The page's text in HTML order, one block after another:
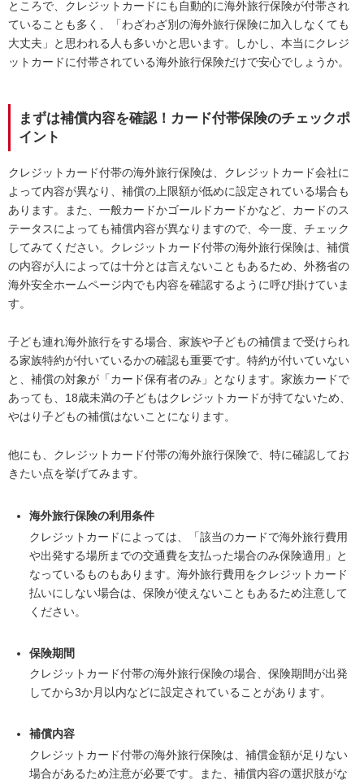
ところで、クレジットカードにも自動的に海外旅行保険が付帯され
ていることも多く、「わざわざ別の海外旅行保険に加入しなくても
大丈夫」と思われる人も多いかと思います。しかし、本当にクレジ
ットカードに付帯されている海外旅行保険だけで安心でしょうか。
まずは補償内容を確認！カード付帯保険のチェックポ
イント
クレジットカード付帯の海外旅行保険は、クレジットカード会社に
よって内容が異なり、補償の上限額が低めに設定されている場合も
あります。また、一般カードかゴールドカードかなど、カードのス
テータスによっても補償内容が異なりますので、今一度、チェック
してみてください。クレジットカード付帯の海外旅行保険は、補償
の内容が⼈によっては⼗分とは⾔えないこともあるため、外務省の
海外安全ホームページ内でも内容を確認するように呼び掛けていま
す。
子ども連れ海外旅行をする場合、家族や子どもの補償まで受けられ
る家族特約が付いているかの確認も重要です。特約が付いていない
と、補償の対象が「カード保有者のみ」となります。家族カードで
あっても、18歳未満の子どもはクレジットカードが持てないため、
やはり子どもの補償はないことになります。
他にも、クレジットカード付帯の海外旅行保険で、特に確認してお
きたい点を挙げてみます。
海外旅行保険の利用条件
クレジットカードによっては、「該当のカードで海外旅行費用
や出発する場所までの交通費を支払った場合のみ保険適用」と
なっているものもあります。海外旅行費用をクレジットカード
払いにしない場合は、保険が使えないこともあるため注意して
ください。
保険期間
クレジットカード付帯の海外旅行保険の場合、保険期間が出発
してから3か月以内などに設定されていることがあります。
補償内容
クレジットカード付帯の海外旅行保険は、補償金額が足りない
場合があるため注意が必要です。また、補償内容の選択肢がな